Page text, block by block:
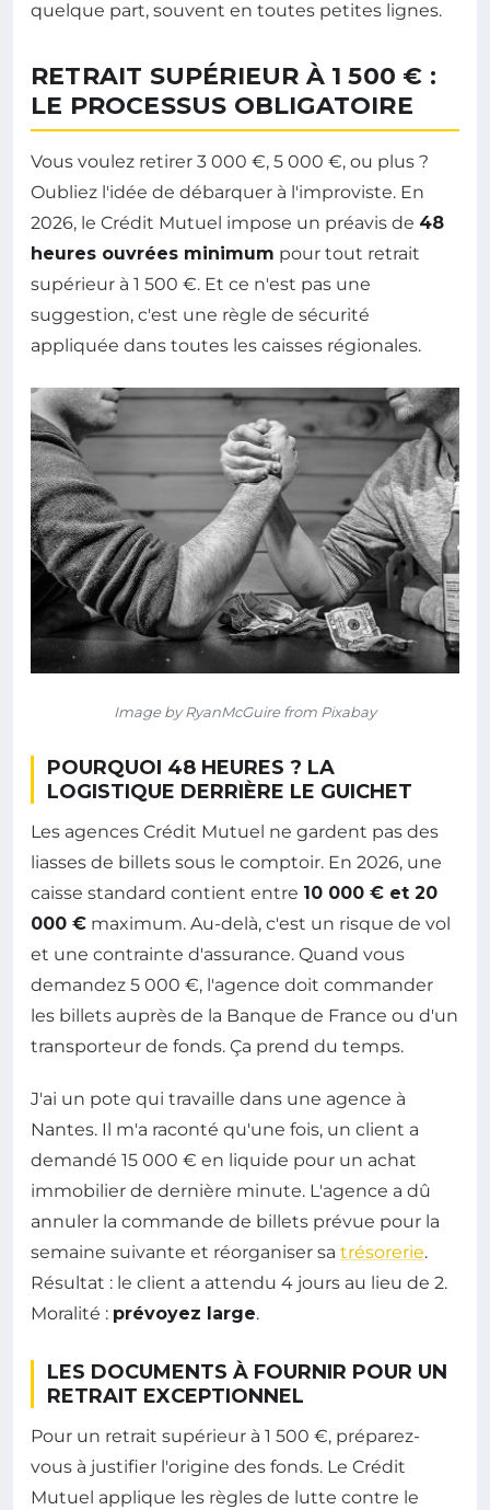
quelque part, souvent en toutes petites lignes.
RETRAIT SUPÉRIEUR À 1 500 € :
LE PROCESSUS OBLIGATOIRE
Vous voulez retirer 3 000 €, 5 000 €, ou plus ?
Oubliez l'idée de débarquer à l'improviste. En
2026, le Crédit Mutuel impose un préavis de 48
heures ouvrées minimum pour tout retrait
supérieur à 1 500 €. Et ce n'est pas une
suggestion, c'est une règle de sécurité
appliquée dans toutes les caisses régionales.
Image by RyanMcGuire from Pixabay
POURQUOI 48 HEURES ? LA
LOGISTIQUE DERRIÈRE LE GUICHET
Les agences Crédit Mutuel ne gardent pas des
liasses de billets sous le comptoir. En 2026, une
caisse standard contient entre 10 000 € et 20
000 € maximum. Au-delà, c'est un risque de vol
et une contrainte d'assurance. Quand vous
demandez 5 000 €, l'agence doit commander
les billets auprès de la Banque de France ou d'un
transporteur de fonds. Ça prend du temps.
J'ai un pote qui travaille dans une agence à
Nantes. Il m'a raconté qu'une fois, un client a
demandé 15 000 € en liquide pour un achat
immobilier de dernière minute. L'agence a dû
annuler la commande de billets prévue pour la
semaine suivante et réorganiser sa trésorerie.
Résultat : le client a attendu 4 jours au lieu de 2.
Moralité : prévoyez large.
LES DOCUMENTS À FOURNIR POUR UN
RETRAIT EXCEPTIONNEL
Pour un retrait supérieur à 1 500 €, préparez-
vous à justifier l'origine des fonds. Le Crédit
Mutuel applique les règles de lutte contre le